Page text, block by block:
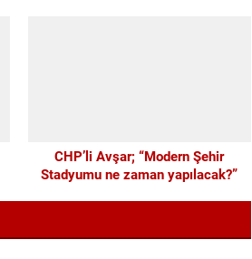
CHP’li Avşar; “Modern Şehir
Stadyumu ne zaman yapılacak?”